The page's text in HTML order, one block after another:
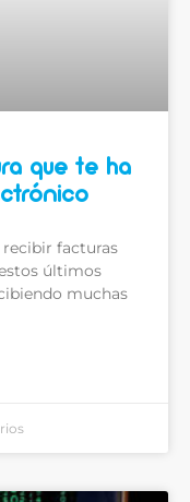
que te ha
recibir facturas
últimos
muchas